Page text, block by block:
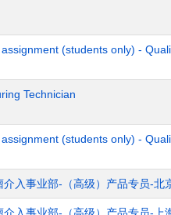
(students only) -
Technician
(students only) -
介入事业部-（高级）产品专员-北
介入事业部-（高级）产品专员-上